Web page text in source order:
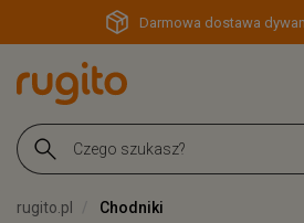
Darmowa dostawa
rugito.pl Chodniki